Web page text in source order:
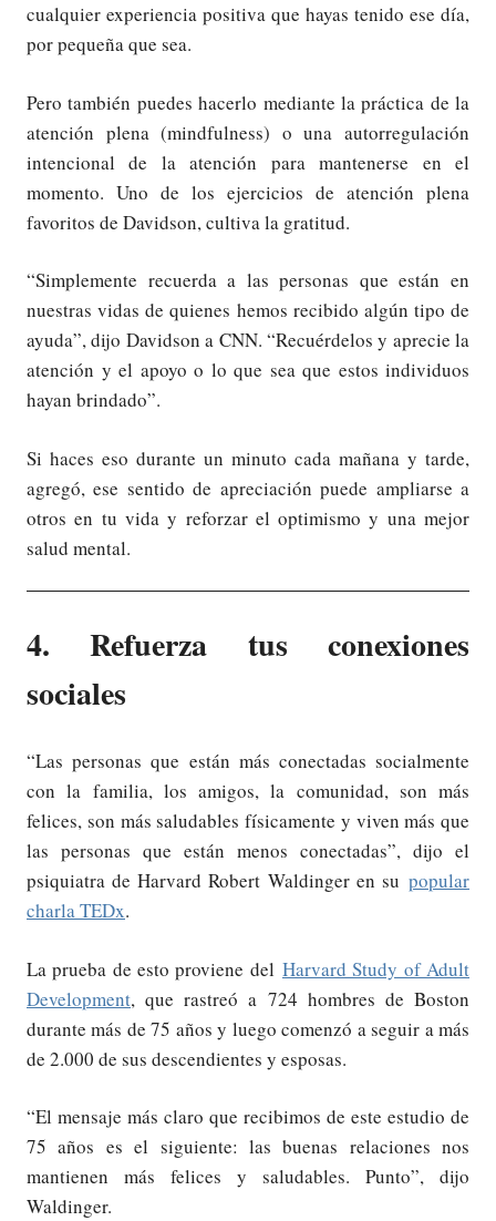
cualquier experiencia positiva que hayas tenido ese día,
por pequeña que sea.
Pero también puedes hacerlo mediante la práctica de la
atención plena (mindfulness) o una autorregulación
intencional de la atención para mantenerse en el
momento. Uno de los ejercicios de atención plena
favoritos de Davidson, cultiva la gratitud.
“Simplemente recuerda a las personas que están en
nuestras vidas de quienes hemos recibido algún tipo de
ayuda”, dijo Davidson a CNN. “Recuérdelos y aprecie la
atención y el apoyo o lo que sea que estos individuos
hayan brindado”.
Si haces eso durante un minuto cada mañana y tarde,
agregó, ese sentido de apreciación puede ampliarse a
otros en tu vida y reforzar el optimismo y una mejor
salud mental.
4. Refuerza tus conexiones
sociales
“Las personas que están más conectadas socialmente
con la familia, los amigos, la comunidad, son más
felices, son más saludables físicamente y viven más que
las personas que están menos conectadas”, dijo el
psiquiatra de Harvard Robert Waldinger en su popular
charla TEDx.
La prueba de esto proviene del Harvard Study of Adult
Development, que rastreó a 724 hombres de Boston
durante más de 75 años y luego comenzó a seguir a más
de 2.000 de sus descendientes y esposas.
“El mensaje más claro que recibimos de este estudio de
75 años es el siguiente: las buenas relaciones nos
mantienen más felices y saludables. Punto”, dijo
Waldinger.